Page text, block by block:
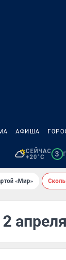
АФИША
СЕЙЧАС
+20°C
3
«Мир»